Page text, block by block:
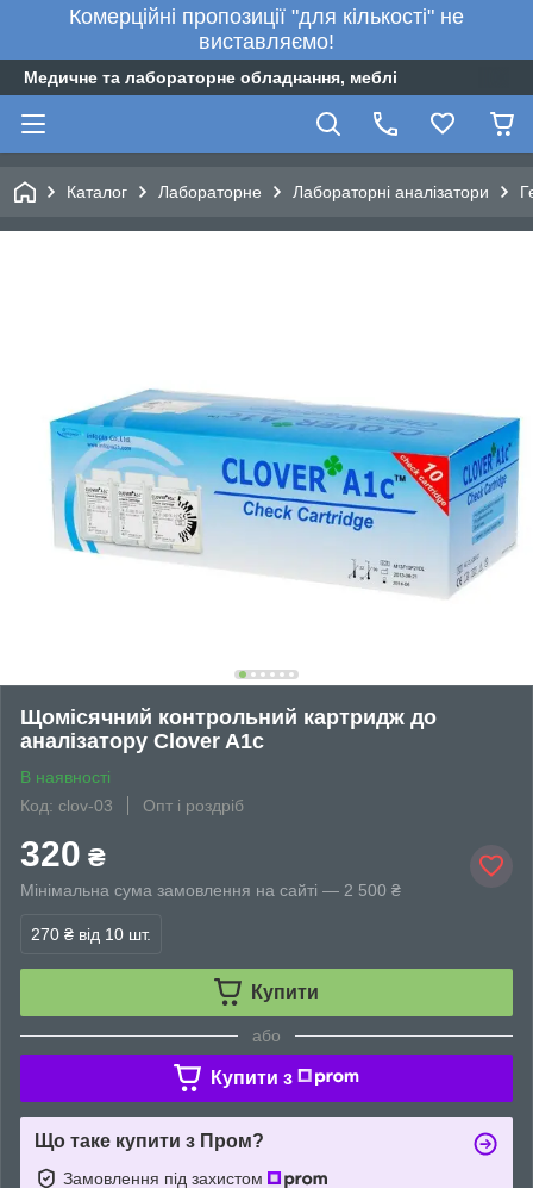
Комерційні пропозиції "для кількості" не
виставляємо!
Медичне та лабораторне обладнання, меблі
Каталог Лабораторне Лабораторні аналізатори
Щомісячний контрольний картридж до
аналізатору Clover A1c
В наявності
Код: clov-03
Опт і роздріб
320 ₴
Мінімальна сума замовлення на сайті — 2 500 ₴
270 ₴ від 10 шт.
Купити
або
Купити з
Що таке купити з Пром?
Замовлення під захистом